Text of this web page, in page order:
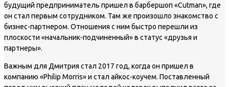
будущий предприниматель пришел в барбершоп «Cutman», где
он стал первым сотрудником. Там же произошло знакомство с
бизнес-партнером. Отношения с ним быстро перешли из
плоскости «начальник-подчиненный» в статус «друзья и
партнеры».
Важным для Дмитрия стал 2017 год, когда он пришел в
компанию «Philip Morris» и стал айкос-коучем. Поставленный